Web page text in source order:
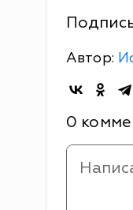
Автор:
0